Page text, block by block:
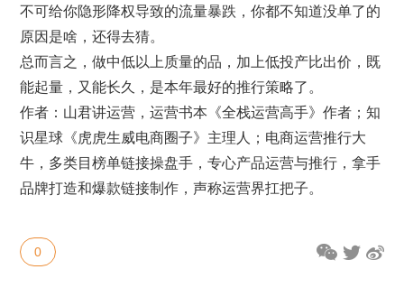
不可给你隐形降权导致的流量暴跌，你都不知道没单了的
原因是啥，还得去猜。
总而言之，做中低以上质量的品，加上低投产比出价，既
能起量，又能长久，是本年最好的推行策略了。
作者：山君讲运营，运营书本《全栈运营高手》作者；知
识星球《虎虎生威电商圈子》主理人；电商运营推行大
牛，多类目榜单链接操盘手，专心产品运营与推行，拿手
品牌打造和爆款链接制作，声称运营界扛把子。
0